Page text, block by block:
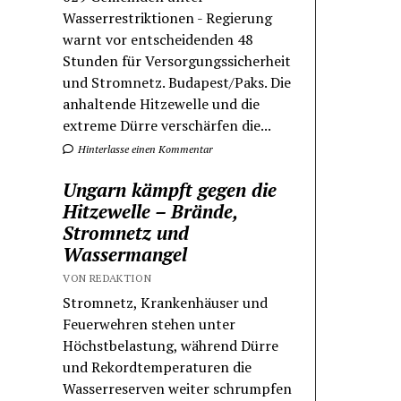
Wasserrestriktionen - Regierung
warnt vor entscheidenden 48
Stunden für Versorgungssicherheit
und Stromnetz. Budapest/Paks. Die
anhaltende Hitzewelle und die
extreme Dürre verschärfen die...
Hinterlasse einen Kommentar
Ungarn kämpft gegen die
Hitzewelle – Brände,
Stromnetz und
Wassermangel
VON REDAKTION
Stromnetz, Krankenhäuser und
Feuerwehren stehen unter
Höchstbelastung, während Dürre
und Rekordtemperaturen die
Wasserreserven weiter schrumpfen